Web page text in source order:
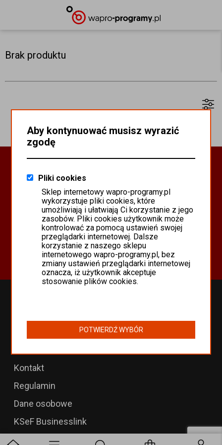
Brak produktu
PROGRAMY WAPRO ERP
PROGRAMY MISTRAL
SYSTEM SCANMAG
Oferta
Programy Asseco WAPRO
Odnowienia 365 i aktualizacje
Programy WAPRO
Kontakt
Regulamin
Dane osobowe
KSeF Businesslink
Aby kontynuować musisz wyrazić
zgodę
Pliki cookies
Sklep internetowy wapro-programy.pl
wykorzystuje pliki cookies, które
umożliwiają i ułatwiają Ci korzystanie z jego
zasobów. Pliki cookies użytkownik może
kontrolować za pomocą ustawień swojej
przeglądarki internetowej. Dalsze
korzystanie z naszego sklepu
internetowego wapro-programy.pl, bez
zmiany ustawień przeglądarki internetowej
oznacza, iż użytkownik akceptuje
stosowanie plików cookies.
POTWIERDŹ WYBÓR